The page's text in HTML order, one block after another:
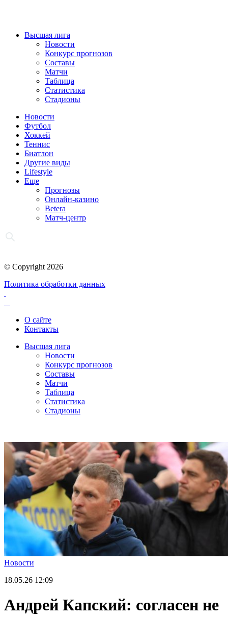
Высшая лига
Новости
Конкурс прогнозов
Составы
Матчи
Таблица
Статистика
Стадионы
Новости
Футбол
Хоккей
Теннис
Биатлон
Другие виды
Lifestyle
Еще
Прогнозы
Онлайн-казино
Betera
Матч-центр
© Copyright 2026
Политика обработки данных
О сайте
Контакты
Высшая лига
Новости
Конкурс прогнозов
Составы
Матчи
Таблица
Статистика
Стадионы
Новости
18.05.26 12:09
Андрей Капский: согласен не